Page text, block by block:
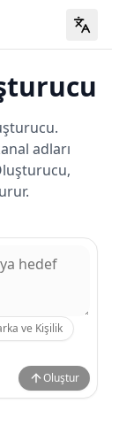
adları
ve Kişilik
Oluştur